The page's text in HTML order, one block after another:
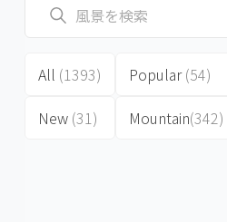
All (1393)
New (31)
Popular(54)
Mountain(342)